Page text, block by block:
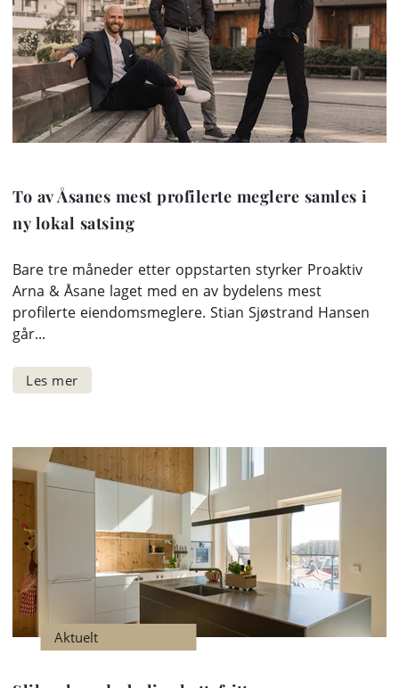
To av Åsanes mest profilerte meglere samles i
ny lokal satsing
Bare tre måneder etter oppstarten styrker Proaktiv
Arna & Åsane laget med en av bydelens mest
profilerte eiendomsmeglere. Stian Sjøstrand Hansen
går...
Aktuelt